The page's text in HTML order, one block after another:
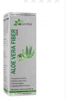
Нет в
наличии
500